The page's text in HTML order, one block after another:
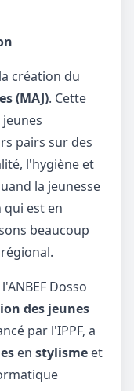
création du
(MAJ). Cette
pairs sur des
l'hygiène et
la jeunesse
qui est en
beaucoup
Dosso
des jeunes
par l'IPPF, a
en stylisme et